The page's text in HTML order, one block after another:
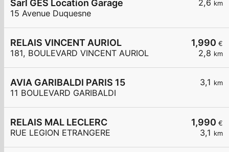
2,6 km
Sarl GES Location Garage
15 Avenue Duquesne
1,990 €
2,8 km
RELAIS VINCENT AURIOL
181, BOULEVARD VINCENT AURIOL
3,1 km
AVIA GARIBALDI PARIS 15
11 BOULEVARD GARIBALDI
1,990 €
3,1 km
RELAIS MAL LECLERC
RUE LEGION ETRANGERE